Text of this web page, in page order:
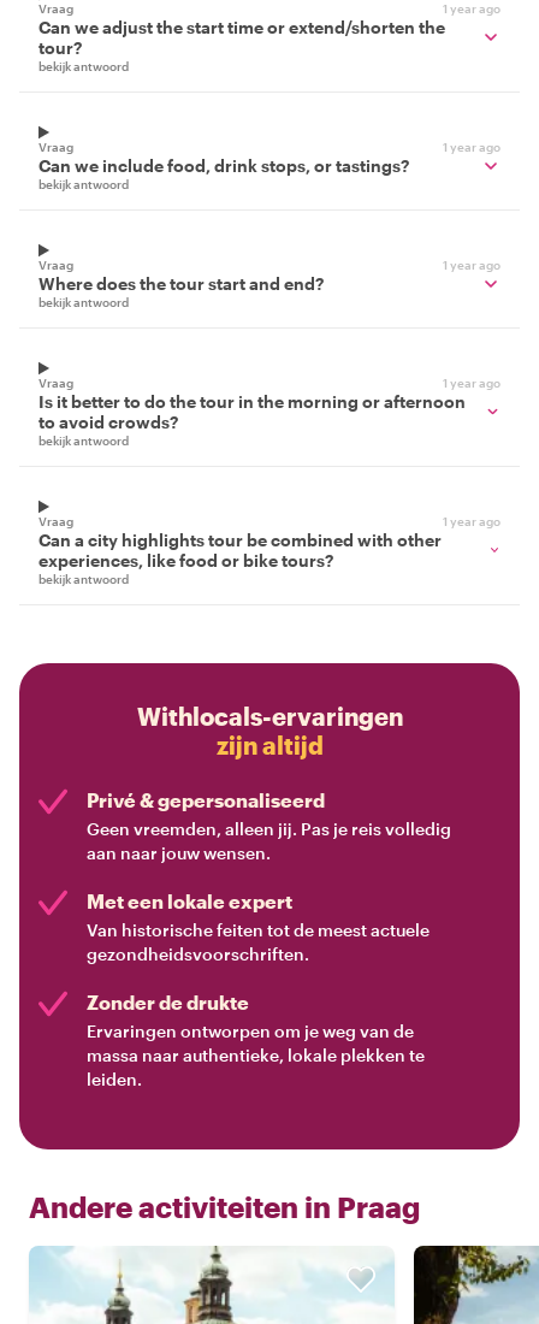
Vraag 1 year ago
Can we adjust the start time or extend/shorten the
tour?
bekijk antwoord
Vraag 1 year ago
Can we include food, drink stops, or tastings?
bekijk antwoord
Vraag 1 year ago
Where does the tour start and end?
bekijk antwoord
Vraag 1 year ago
Is it better to do the tour in the morning or afternoon
to avoid crowds?
bekijk antwoord
Vraag 1 year ago
Can a city highlights tour be combined with other
experiences, like food or bike tours?
bekijk antwoord
Withlocals-ervaringen
zijn altijd
Privé & gepersonaliseerd
Geen vreemden, alleen jij. Pas je reis volledig
aan naar jouw wensen.
Met een lokale expert
Van historische feiten tot de meest actuele
gezondheidsvoorschriften.
Zonder de drukte
Ervaringen ontworpen om je weg van de
massa naar authentieke, lokale plekken te
leiden.
Andere activiteiten in Praag